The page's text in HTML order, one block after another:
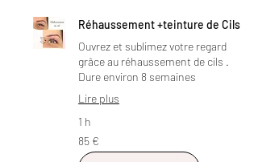
Réhaussement +teinture de Cils
Ouvrez et sublimez votre regard
grâce au réhaussement de cils .
Dure environ 8 semaines
Lire plus
1 h
85
euros
85 €